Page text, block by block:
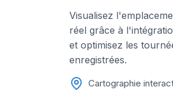
Visualisez
réel grâce à
et optimisez les
enregistrées.
Cartographie